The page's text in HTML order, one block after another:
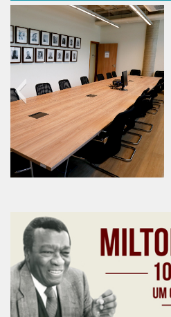
CaC
CD
CDH
CEQUALI
CPg
CRInt
CSA
Acadêmico
Representação Discente
Licitações e Contratos
Abertas
Encerradas